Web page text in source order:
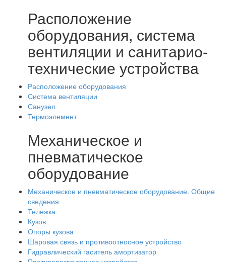
Расположение
оборудования, система
вентиляции и санитарио-
технические устройства
Расположение оборудования
Система вентиляции
Санузел
Термоэлемент
Механическое и
пневматическое
оборудование
Механическое и пневматическое оборудование. Общие
сведения
Тележка
Кузов
Опоры кузова
Шаровая связь и противоотносное устройство
Гидравлический гаситель амортизатор